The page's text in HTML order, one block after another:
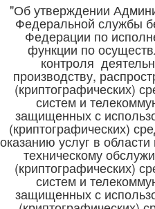
"Об утверждении
Федеральной службы
Федерации по
функции по
контроля
производству,
(криптографических)
систем и
защищенных с
(криптографических)
оказанию услуг в
техническому
(криптографических)
систем и
защищенных с